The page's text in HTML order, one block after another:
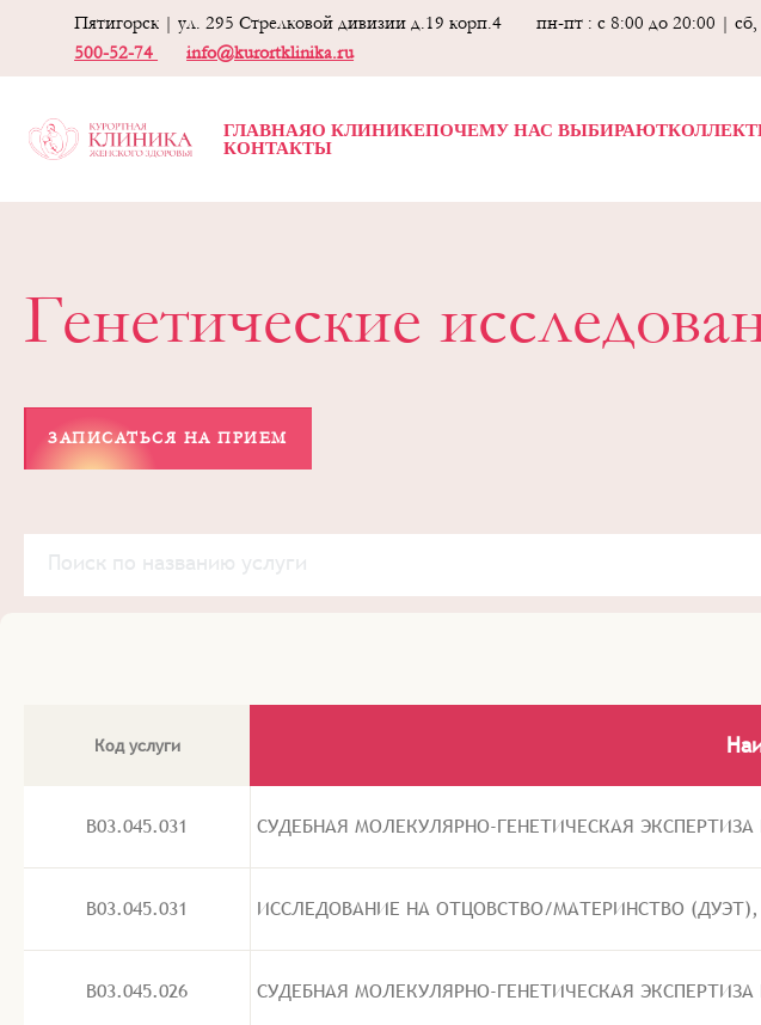
Пятигорск | ул. 295 Стрелковой дивизии д.19 корп.4 пн-пт : с 8:00 до 20:00 | сб,
500-52-74
info@kurortklinika.ru
ГЛАВНАЯО КЛИНИКЕПОЧЕМУ НАС ВЫБИРАЮТ
КОНТАКТЫ
Генетические
ЗАПИСАТЬСЯ НА ПРИЕМ
Код услуги
B03.045.031 СУДЕБНАЯ МОЛЕКУЛЯРНО-ГЕНЕТИЧЕСКАЯ
B03.045.031 ИССЛЕДОВАНИЕ НА ОТЦОВСТВО/МАТЕРИНСТВО (ДУЭТ),
B03.045.026 СУДЕБНАЯ МОЛЕКУЛЯРНО-ГЕНЕТИЧЕСКАЯ